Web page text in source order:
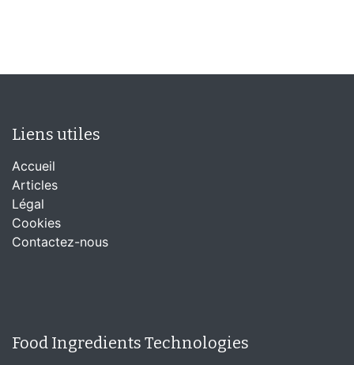
Liens utiles
Accueil
Articles
Légal
Cookies
Contactez-nous
Food Ingredients Technologies